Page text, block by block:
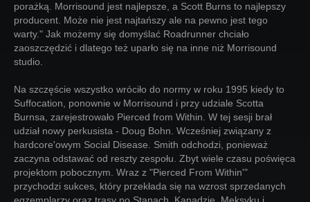
porażką. Morrisound jest najlepsze, a Scott Burns to najlepszy
producent. Może nie jest najtańszy ale na pewno jest tego
warty." Jak możemy się domyślać Roadrunner chciało
zaoszczędzić i dlatego też uparło się na inne niż Morrisound
studio.
Na szczęście wszystko wróciło do normy w roku 1995 kiedy to
Suffocation, ponownie w Morrisound i przy udziale Scotta
Burnsa, zarejestrowało Pierced from Within. W tej sesji brał
udział nowy perkusista - Doug Bohn. Wcześniej związany z
hardcore'owym Social Disease. Smith odchodzi, ponieważ
zaczyna odstawać od reszty zespołu. Zbyt wiele czasu poświęca
projektom pobocznym. Wraz z "Pierced From Within'"
przychodzi sukces, który przekłada się na wzrost sprzedanych